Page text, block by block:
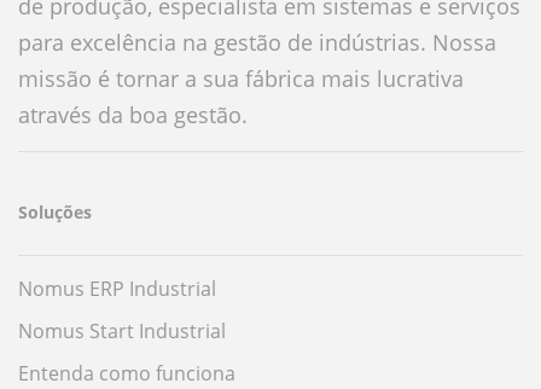
de produção, especialista em sistemas e serviços
para excelência na gestão de indústrias. Nossa
missão é tornar a sua fábrica mais lucrativa
através da boa gestão.
Soluções
Nomus ERP Industrial
Nomus Start Industrial
Entenda como funciona